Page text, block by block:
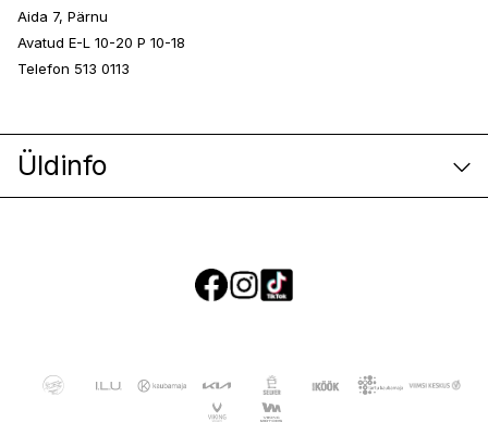
Aida 7, Pärnu
Avatud E-L 10-20 P 10-18
Telefon 513 0113
Üldinfo